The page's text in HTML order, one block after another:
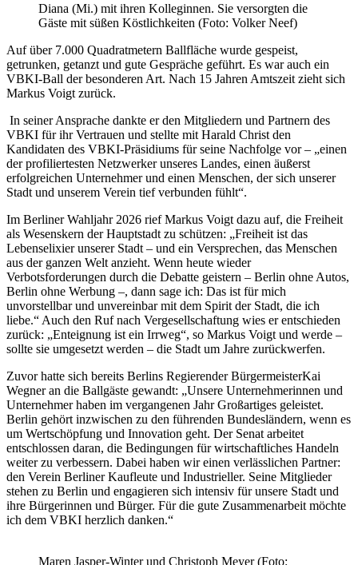
Diana (Mi.) mit ihren Kolleginnen. Sie versorgten die
Gäste mit süßen Köstlichkeiten (Foto: Volker Neef)
Auf über 7.000 Quadratmetern Ballfläche wurde gespeist,
getrunken, getanzt und gute Gespräche geführt. Es war auch ein
VBKI-Ball der besonderen Art. Nach 15 Jahren Amtszeit zieht sich
Markus Voigt zurück.
In seiner Ansprache dankte er den Mitgliedern und Partnern des
VBKI für ihr Vertrauen und stellte mit Harald Christ den
Kandidaten des VBKI-Präsidiums für seine Nachfolge vor – „einen
der profiliertesten Netzwerker unseres Landes, einen äußerst
erfolgreichen Unternehmer und einen Menschen, der sich unserer
Stadt und unserem Verein tief verbunden fühlt“.
Im Berliner Wahljahr 2026 rief Markus Voigt dazu auf, die Freiheit
als Wesenskern der Hauptstadt zu schützen: „Freiheit ist das
Lebenselixier unserer Stadt – und ein Versprechen, das Menschen
aus der ganzen Welt anzieht. Wenn heute wieder
Verbotsforderungen durch die Debatte geistern – Berlin ohne Autos,
Berlin ohne Werbung –, dann sage ich: Das ist für mich
unvorstellbar und unvereinbar mit dem Spirit der Stadt, die ich
liebe.“ Auch den Ruf nach Vergesellschaftung wies er entschieden
zurück: „Enteignung ist ein Irrweg“, so Markus Voigt und werde –
sollte sie umgesetzt werden – die Stadt um Jahre zurückwerfen.
Zuvor hatte sich bereits Berlins Regierender BürgermeisterKai
Wegner an die Ballgäste gewandt: „Unsere Unternehmerinnen und
Unternehmer haben im vergangenen Jahr Großartiges geleistet.
Berlin gehört inzwischen zu den führenden Bundesländern, wenn es
um Wertschöpfung und Innovation geht. Der Senat arbeitet
entschlossen daran, die Bedingungen für wirtschaftliches Handeln
weiter zu verbessern. Dabei haben wir einen verlässlichen Partner:
den Verein Berliner Kaufleute und Industrieller. Seine Mitglieder
stehen zu Berlin und engagieren sich intensiv für unsere Stadt und
ihre Bürgerinnen und Bürger. Für die gute Zusammenarbeit möchte
ich dem VBKI herzlich danken.“
Maren Jasper-Winter und Christoph Meyer (Foto: